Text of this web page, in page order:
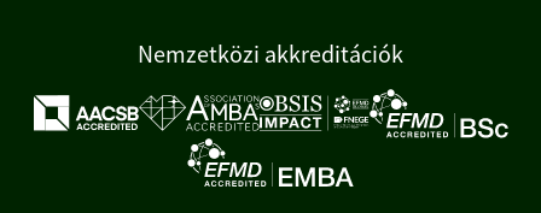
Nemzetközi akkreditációk